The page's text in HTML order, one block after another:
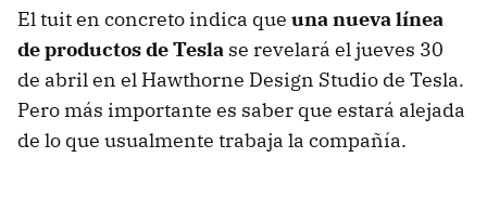
El tuit en concreto indica que una nueva línea
de productos de Tesla se revelará el jueves 30
de abril en el Hawthorne Design Studio de Tesla.
Pero más importante es saber que estará alejada
de lo que usualmente trabaja la compañía.